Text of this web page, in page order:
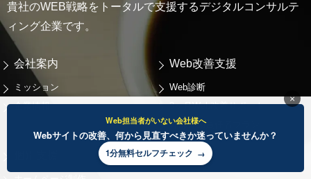
×
Web担当者がいない会社様へ
Webサイトの改善、何から見直すべきか迷っていませんか？
1分無料セルフチェック
貴社のWEB戦略をトータルで支援するデジタルコンサルテ
ィング企業です。
会社案内
ミッション
企業情報
Web改善支援
Web診断
3ヶ月Web改善サポート
外部Web責任者プラン
実績